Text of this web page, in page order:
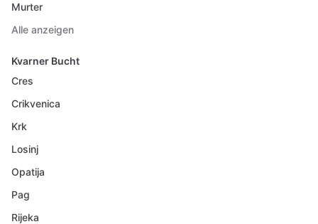
Murter
Alle anzeigen
Kvarner Bucht
Cres
Crikvenica
Krk
Losinj
Opatija
Pag
Rijeka